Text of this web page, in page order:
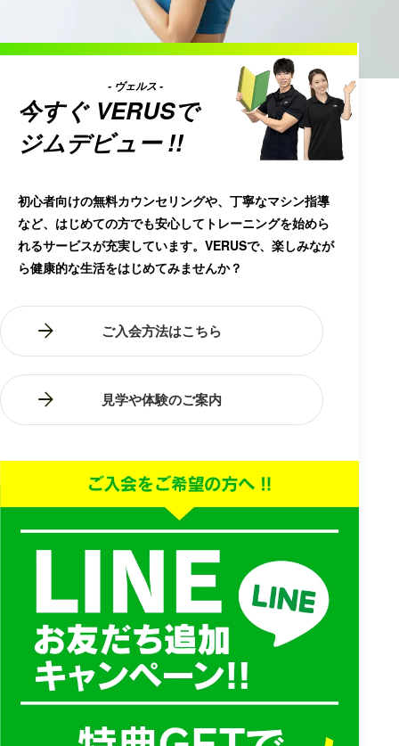
今すぐ VERUS
- ヴェルス -
で
ジムデビュー !!
初心者向けの無料カウンセリングや、丁寧なマシン指導
など、はじめての方でも安心してトレーニングを始めら
れるサービスが充実しています。VERUSで、楽しみなが
ら健康的な生活をはじめてみませんか？
ご入会方法はこちら
見学や体験のご案内